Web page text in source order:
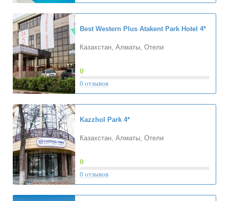
Best Western Plus Atakent Park Hotel 4*
Казахстан, Алматы, Отели
0
0 отзывов
Kazzhol Park 4*
Казахстан, Алматы, Отели
0
0 отзывов